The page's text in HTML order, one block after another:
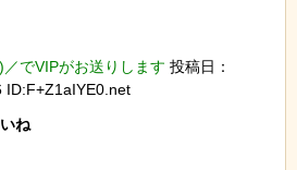
でVIPがお送りします 投稿日：
ID:F+Z1aIYE0.net